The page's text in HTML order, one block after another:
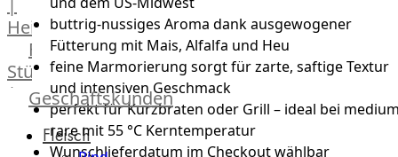
|
Heinsberg
Feinkost
Stüttgen
|
Düsseldorf
The
Geschäftskunden
Fleisch
buttrig-nussiges Aroma dank ausgewogener
Fütterung mit Mais, Alfalfa und Heu
feine Marmorierung sorgt für zarte, saftige Textur
und intensiven Geschmack
perfekt für Kurzbraten oder Grill – ideal bei
rare mit 55 °C Kerntemperatur
Wunschlieferdatum im Checkout wählbar